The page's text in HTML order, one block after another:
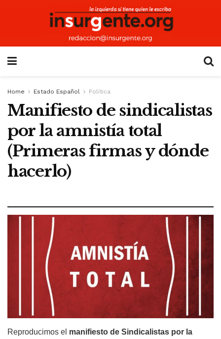
Home Estado Español Política
Manifiesto de sindicalistas
por la amnistía total
(Primeras firmas y dónde
hacerlo)
Reproducimos el manifiesto de Sindicalistas por la